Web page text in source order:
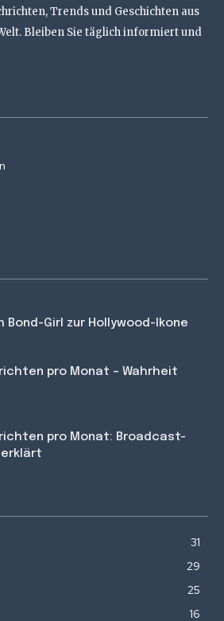
Trends und Geschichten aus
Bleiben Sie täglich informiert und
Bond-Girl zur Hollywood-Ikone
pro Monat – Wahrheit
pro Monat: Broadcast-
31
29
25
16